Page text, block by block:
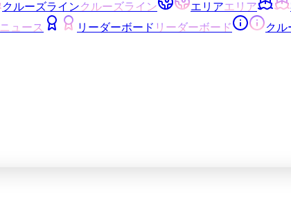
クルーズラインクルーズライン エリアエリア
ニュース リーダーボード リーダーボード クル